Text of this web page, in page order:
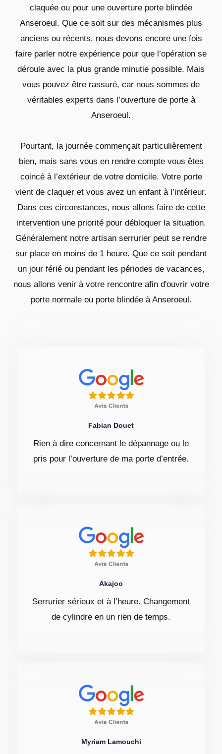
claquée ou pour une ouverture porte blindée
Anseroeul. Que ce soit sur des mécanismes plus
anciens ou récents, nous devons encore une fois
faire parler notre expérience pour que l’opération se
déroule avec la plus grande minutie possible. Mais
vous pouvez être rassuré, car nous sommes de
véritables experts dans l’ouverture de porte à
Anseroeul.
Pourtant, la journée commençait particulièrement
bien, mais sans vous en rendre compte vous êtes
coincé à l’extérieur de votre domicile. Votre porte
vient de claquer et vous avez un enfant à l’intérieur.
Dans ces circonstances, nous allons faire de cette
intervention une priorité pour débloquer la situation.
Généralement notre artisan serrurier peut se rendre
sur place en moins de 1 heure. Que ce soit pendant
un jour férié ou pendant les périodes de vacances,
nous allons venir à votre rencontre afin d'ouvrir votre
porte normale ou porte blindée à Anseroeul.
Fabian Douet
Rien à dire concernant le dépannage ou le
pris pour l’ouverture de ma porte d’entrée.
Akajoo
Serrurier sérieux et à l’heure. Changement
de cylindre en un rien de temps.
Myriam Lamouchi